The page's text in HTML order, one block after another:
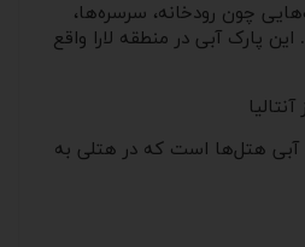
چون رودخانه، سرسره‌ها،
پارک آبی در منطقه لارا واقع
آبی هتل‌ها است که در هتلی به